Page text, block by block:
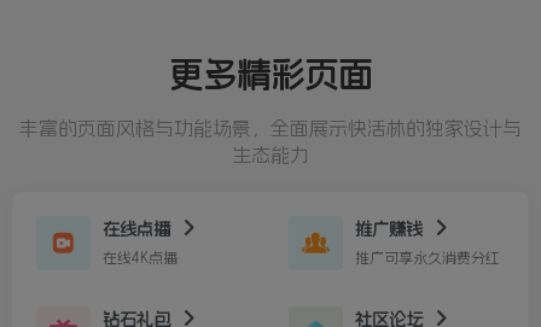
更多精彩页面
丰富的页面风格与功能场景，全面展示快活林的独家设计与
生态能力
在线点播
在线4K点播
推广赚钱
推广可享永久消费分红
钻石礼包 社区论坛